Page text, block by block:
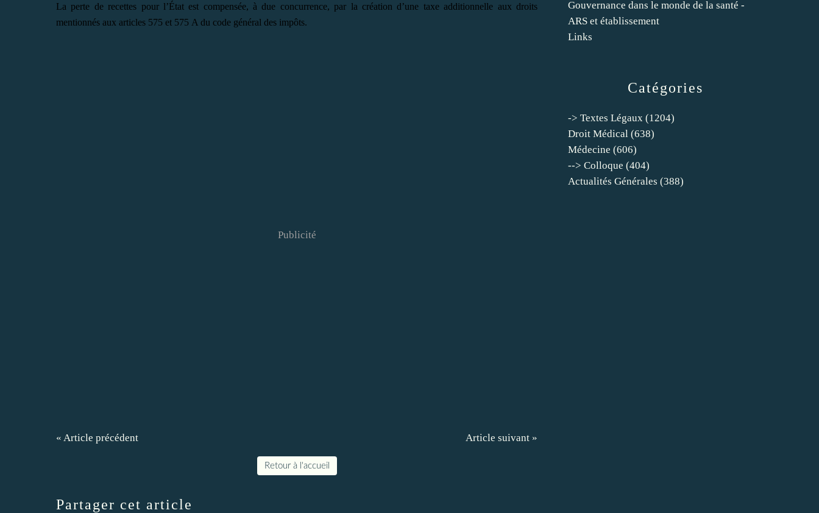
La perte de recettes pour l’État est compensée, à due concurrence, par la création d’une taxe additionnelle aux droits
mentionnés aux articles 575 et 575 A du code général des impôts.
Publicité
« Article précédent Article suivant »
Retour à l'accueil
Partager cet article
Catégories
-> Textes Légaux (1204)
Droit Médical (638)
Médecine (606)
--> Colloque (404)
Actualités Générales (388)
Gouvernance dans le monde de la santé -
ARS et établissement
Links